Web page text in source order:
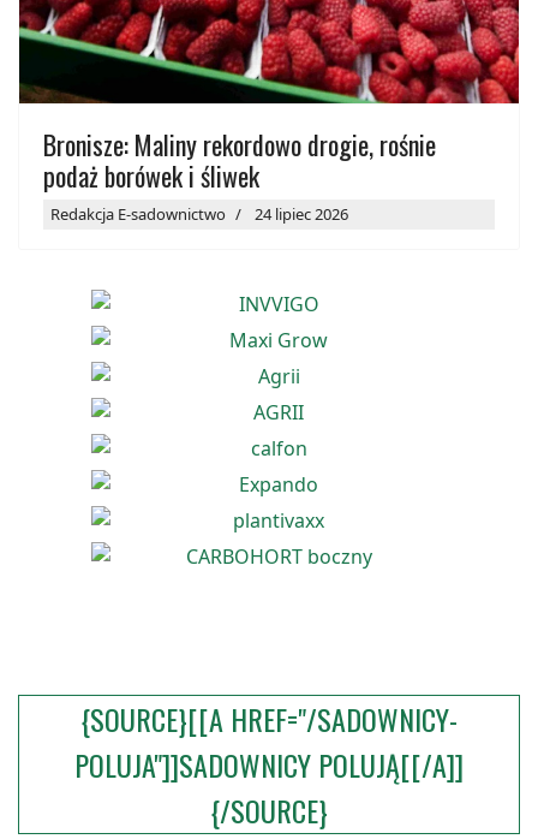
Bronisze: Maliny rekordowo drogie, rośnie
podaż borówek i śliwek
Redakcja E-sadownictwo 24 lipiec 2026
{SOURCE}[[A HREF="/SADOWNICY-
POLUJA"]]SADOWNICY POLUJĄ[[/A]]
{/SOURCE}